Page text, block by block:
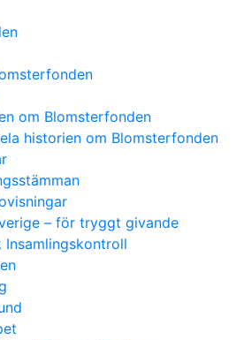
om Blomsterfonden
historien om Blomsterfonden
– för tryggt givande
Insamlingskontroll